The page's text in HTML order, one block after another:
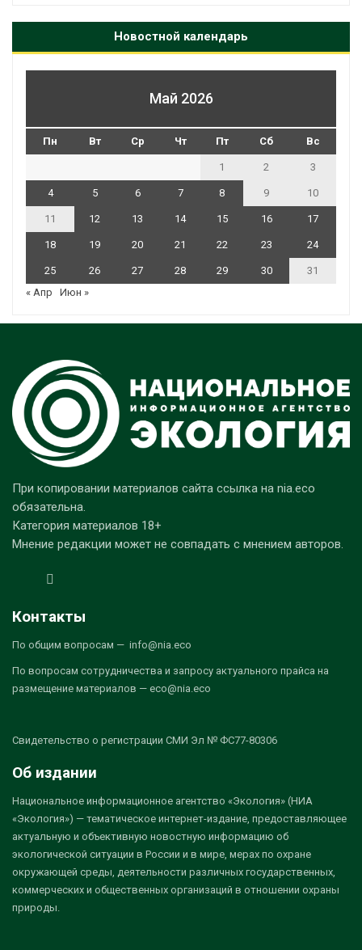
Новостной календарь
Май 2026
Пн Вт Ср Чт Пт Сб Вс
1 2 3
4 5 6 7 8 9 10
11 12 13 14 15 16 17
18 19 20 21 22 23 24
25 26 27 28 29 30
31
« Апр
Июн »
При копировании материалов сайта ссылка на nia.eco
обязательна.
Категория материалов 18+
Мнение редакции может не совпадать с мнением авторов.
Контакты
По общим вопросам — info@nia.eco
По вопросам сотрудничества и запросу актуального прайса на
размещение материалов — eco@nia.eco
Свидетельство о регистрации СМИ Эл № ФС77-80306
Об издании
Национальное информационное агентство «Экология» (НИА
«Экология») — тематическое интернет-издание, предоставляющее
актуальную и объективную новостную информацию об
экологической ситуации в России и в мире, мерах по охране
окружающей среды, деятельности различных государственных,
коммерческих и общественных организаций в отношении охраны
природы.